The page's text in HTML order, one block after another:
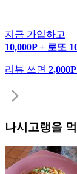
지금 가입하고
10,000P + 로또
리뷰 쓰면 2,000P
나시고랭을